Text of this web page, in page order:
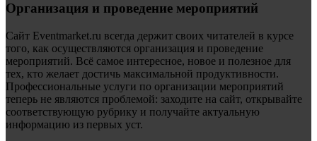
Организация и проведение мероприятий
Сайт Eventmarket.ru всегда держит своих читателей в курсе
того, как осуществляются организация и проведение
мероприятий. Всё самое интересное, новое и полезное для
тех, кто желает достичь максимальной продуктивности.
Профессиональные услуги по организации мероприятий
теперь не являются проблемой: заходите на сайт, открывайте
соответствующую рубрику и получайте актуальную
информацию из первых уст.